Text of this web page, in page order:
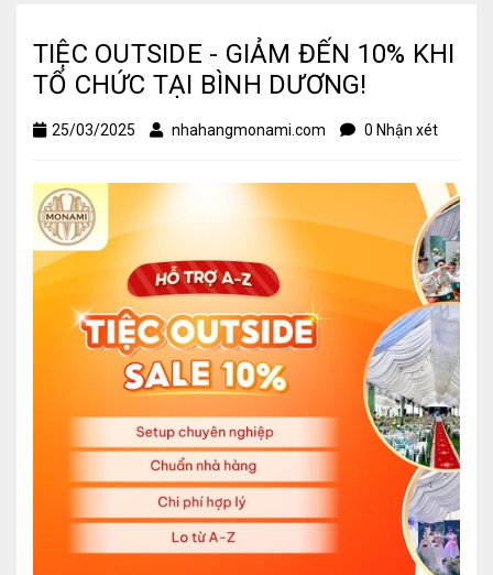
TIỆC OUTSIDE - GIẢM ĐẾN 10% KHI
TỔ CHỨC TẠI BÌNH DƯƠNG!
25/03/2025 nhahangmonami.com 0 Nhận xét